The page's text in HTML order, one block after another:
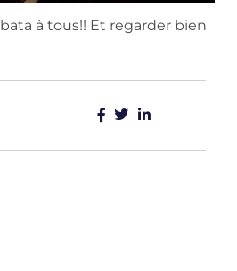
à tous!! Et regarder bien